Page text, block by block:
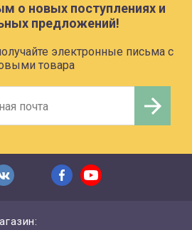
о новых поступлениях и
предложений!
электронные письма с
товара